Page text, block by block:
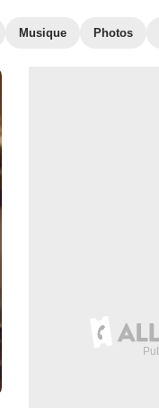
Musique Photos